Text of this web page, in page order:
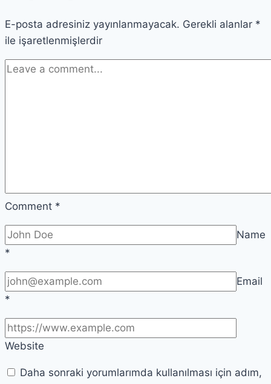
Üzerine
E-posta adresiniz yayınlanmayacak. Gerekli alanlar *
ile işaretlenmişlerdir
Comment *
Name
*
Email
*
Website
Daha sonraki yorumlarımda kullanılması için adım,